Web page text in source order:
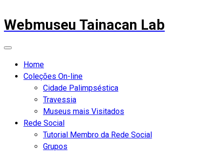
Webmuseu Tainacan Lab
Home
Coleções On-line
Cidade Palimpséstica
Travessia
Museus mais Visitados
Rede Social
Tutorial Membro da Rede Social
Grupos